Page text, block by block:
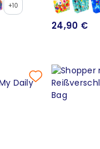
+10
24,90 €